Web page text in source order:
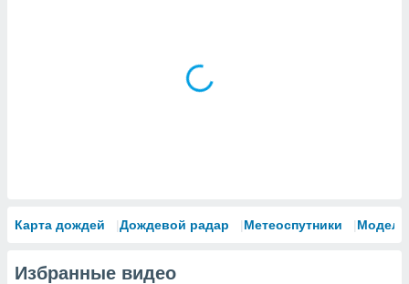
Карта дождей Дождевой радар Метеоспутники Модели
Избранные видео